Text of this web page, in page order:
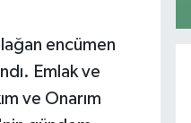
encümen
Emlak ve
ve Onarım